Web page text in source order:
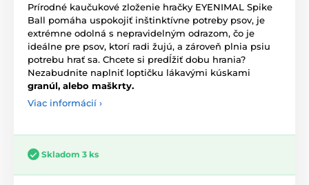
Prírodné kaučukové zloženie hračky EYENIMAL Spike
Ball pomáha uspokojiť inštinktívne potreby psov, je
extrémne odolná s nepravidelným odrazom, čo je
ideálne pre psov, ktorí radi žujú, a zároveň plnia psiu
potrebu hrať sa. Chcete si predĺžiť dobu hrania?
Nezabudnite naplniť loptičku lákavými kúskami
granúl, alebo maškrty.
Viac informácií ›
Skladom 3 ks